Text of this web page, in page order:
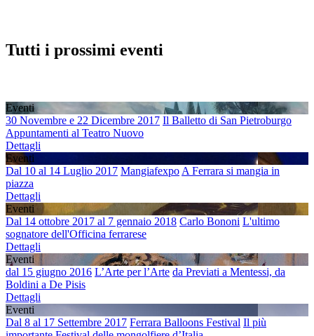
Tutti i prossimi eventi
Eventi
30 Novembre e 22 Dicembre 2017 Il Balletto di San Pietroburgo
Appuntamenti al Teatro Nuovo
Dettagli
Eventi
Dal 10 al 14 Luglio 2017 Mangiafexpo A Ferrara si mangia in
piazza
Dettagli
Eventi
Dal 14 ottobre 2017 al 7 gennaio 2018 Carlo Bononi L'ultimo
sognatore dell'Officina ferrarese
Dettagli
Eventi
dal 15 giugno 2016 L’Arte per l’Arte da Previati a Mentessi, da
Boldini a De Pisis
Dettagli
Eventi
Dal 8 al 17 Settembre 2017 Ferrara Balloons Festival Il più